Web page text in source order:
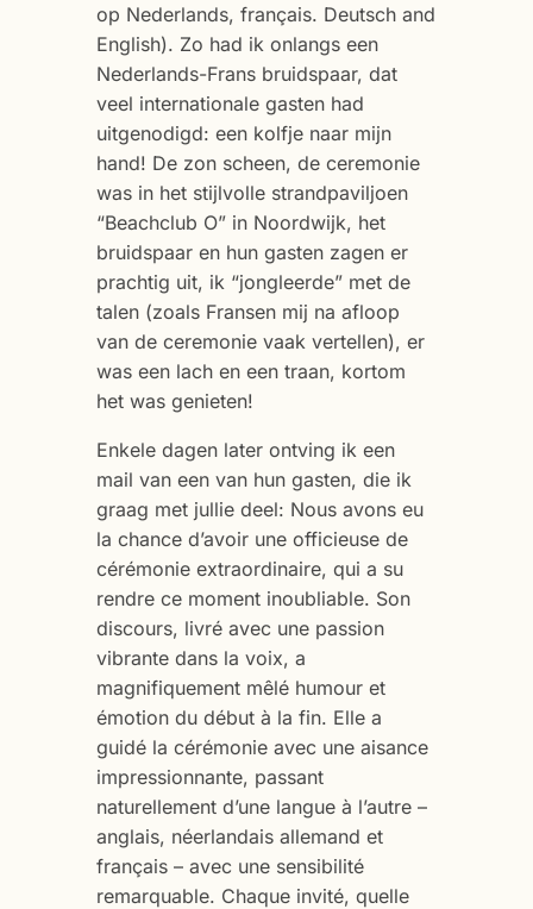
op Nederlands, français. Deutsch and
English). Zo had ik onlangs een
Nederlands-Frans bruidspaar, dat
veel internationale gasten had
uitgenodigd: een kolfje naar mijn
hand! De zon scheen, de ceremonie
was in het stijlvolle strandpaviljoen
“Beachclub O” in Noordwijk, het
bruidspaar en hun gasten zagen er
prachtig uit, ik “jongleerde” met de
talen (zoals Fransen mij na afloop
van de ceremonie vaak vertellen), er
was een lach en een traan, kortom
het was genieten!
Enkele dagen later ontving ik een
mail van een van hun gasten, die ik
graag met jullie deel: Nous avons eu
la chance d’avoir une officieuse de
cérémonie extraordinaire, qui a su
rendre ce moment inoubliable. Son
discours, livré avec une passion
vibrante dans la voix, a
magnifiquement mêlé humour et
émotion du début à la fin. Elle a
guidé la cérémonie avec une aisance
impressionnante, passant
naturellement d’une langue à l’autre –
anglais, néerlandais allemand et
français – avec une sensibilité
remarquable. Chaque invité, quelle